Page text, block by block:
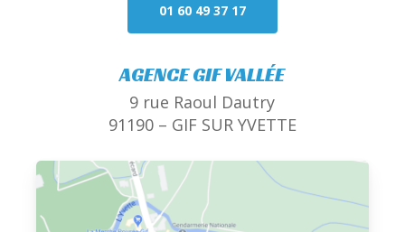
01 60 49 37 17
AGENCE GIF VALLÉE
9 rue Raoul Dautry
91190 – GIF SUR YVETTE